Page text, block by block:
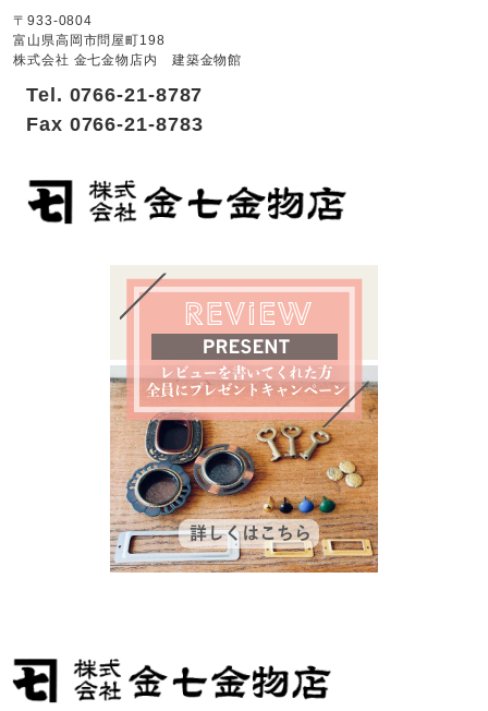
〒933-0804
富山県高岡市問屋町198
株式会社 金七金物店内 建築金物館
Tel. 0766-21-8787
Fax 0766-21-8783